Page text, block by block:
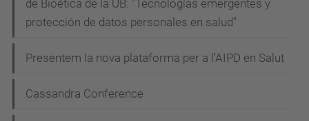
de Bioética de la UB: "Tecnologías emergentes y
protección de datos personales en salud"
Presentem la nova plataforma per a l’AIPD en Salut
Cassandra Conference